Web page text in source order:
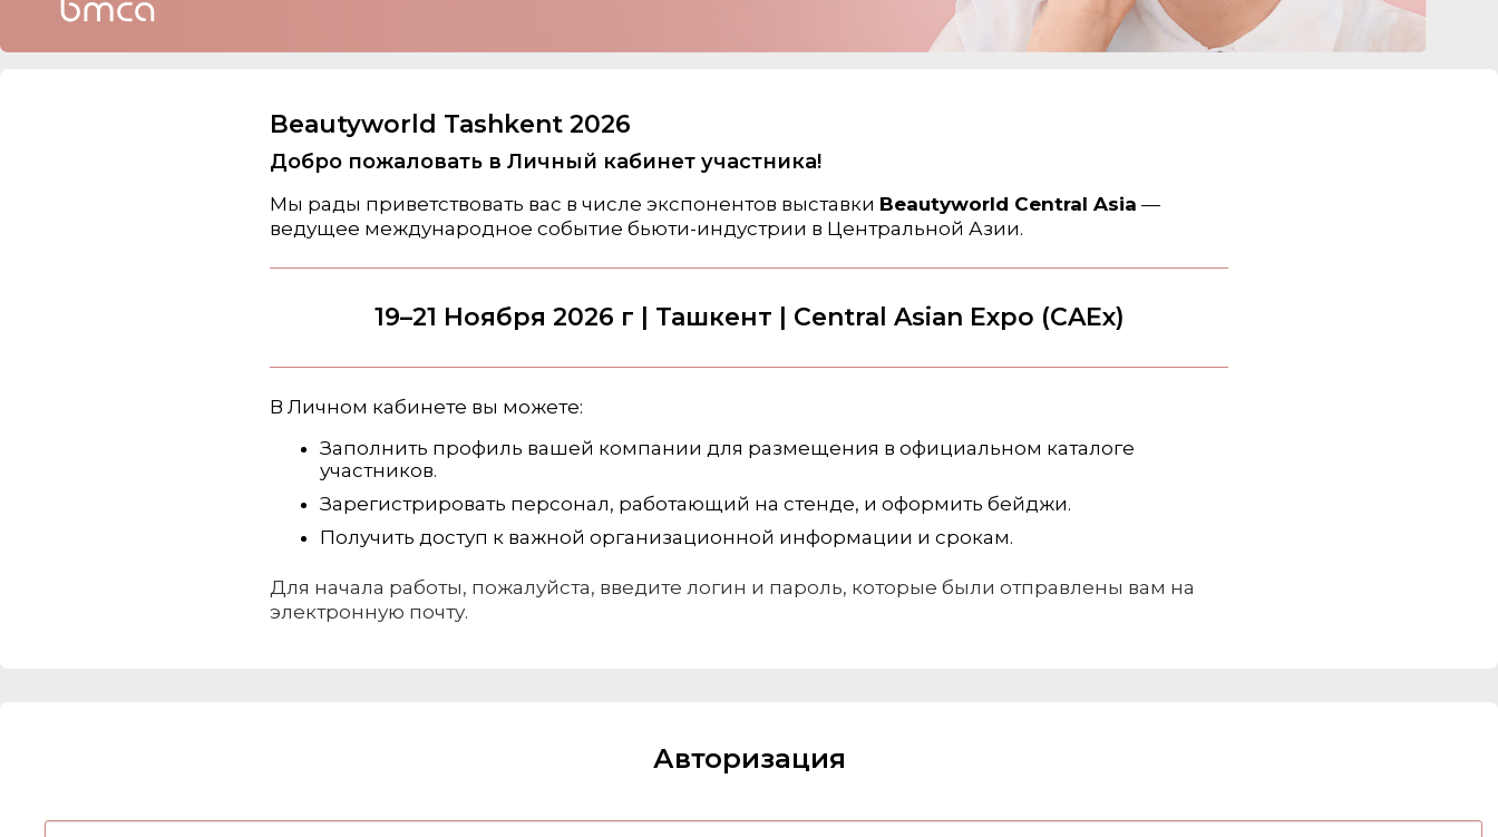
Beautyworld Tashkent 2026
Добро пожаловать в Личный кабинет участника!
Мы рады приветствовать вас в числе экспонентов выставки Beautyworld Central Asia —
ведущее международное событие бьюти-индустрии в Центральной Азии.
19–21 Ноября 2026 г | Ташкент | Central Asian Expo (CAEx)
В Личном кабинете вы можете:
Заполнить профиль вашей компании для размещения в официальном каталоге
участников.
Зарегистрировать персонал, работающий на стенде, и оформить бейджи.
Получить доступ к важной организационной информации и срокам.
Для начала работы, пожалуйста, введите логин и пароль, которые были отправлены вам на
электронную почту.
Авторизация